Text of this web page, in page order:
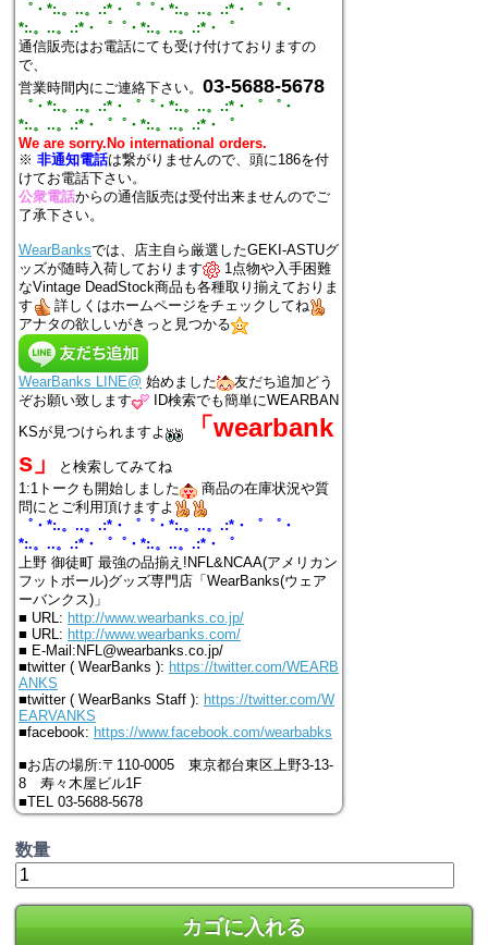
゜・*:.。..。.:*・゜゜・*:.。..。.:*・゜ ゜・
*:.。..。.:*・゜゜・*:.。..。.:*・゜
通信販売はお電話にても受け付けておりますの
で、
営業時間内にご連絡下さい。03-5688-5678
゜・*:.。..。.:*・゜゜・*:.。..。.:*・゜ ゜・
*:.。..。.:*・゜゜・*:.。..。.:*・゜
We are sorry.No international orders.
※ 非通知電話は繋がりませんので、頭に186を付
けてお電話下さい。
公衆電話からの通信販売は受付出来ませんのでご
了承下さい。
WearBanksでは、店主自ら厳選したGEKI-ASTUグ
ッズが随時入荷しております
1点物や入手困難
なVintage DeadStock商品も各種取り揃えておりま
す
詳しくはホームページをチェックしてね
アナタの欲しいがきっと見つかる
WearBanks LINE@ 始めました
友だち追加どう
ぞお願い致します
ID検索でも簡単にWEARBAN
KSが見つけられますよ
「wearbank
s」
と検索してみてね
1:1トークも開始しました
商品の在庫状況や質
問にとご利用頂けますよ
゜・*:.。..。.:*・゜゜・*:.。..。.:*・゜ ゜・
*:.。..。.:*・゜゜・*:.。..。.:*・゜
上野 御徒町 最強の品揃え!NFL&NCAA(アメリカン
フットボール)グッズ専門店「WearBanks(ウェア
ーバンクス)」
■ URL: http://www.wearbanks.co.jp/
■ URL: http://www.wearbanks.com/
■ E-Mail:NFL@wearbanks.co.jp/
■twitter ( WearBanks ): https://twitter.com/WEARB
ANKS
■twitter ( WearBanks Staff ): https://twitter.com/W
EARVANKS
■facebook: https://www.facebook.com/wearbabks
■お店の場所:〒110-0005 東京都台東区上野3-13-
8 寿々木屋ビル1F
■TEL 03-5688-5678
数量
カゴに入れる